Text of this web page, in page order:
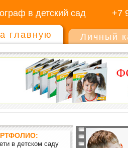
в детский сад +7
главную Личный
в детском саду